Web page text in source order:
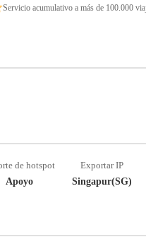
Servicio acumulativo a más de 100.000
de hotspot
Apoyo
Exportar IP
Singapur(SG)